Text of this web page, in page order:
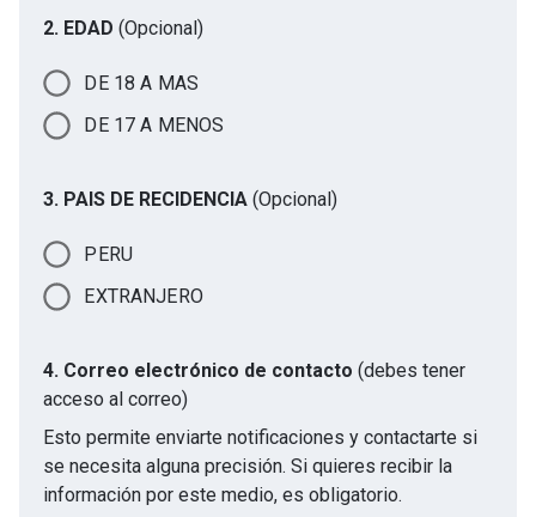
2. EDAD (Opcional)
DE 18 A MAS
DE 17 A MENOS
3. PAIS DE RECIDENCIA (Opcional)
PERU
EXTRANJERO
4. Correo electrónico de contacto (debes tener
acceso al correo)
Esto permite enviarte notificaciones y contactarte si
se necesita alguna precisión. Si quieres recibir la
información por este medio, es obligatorio.